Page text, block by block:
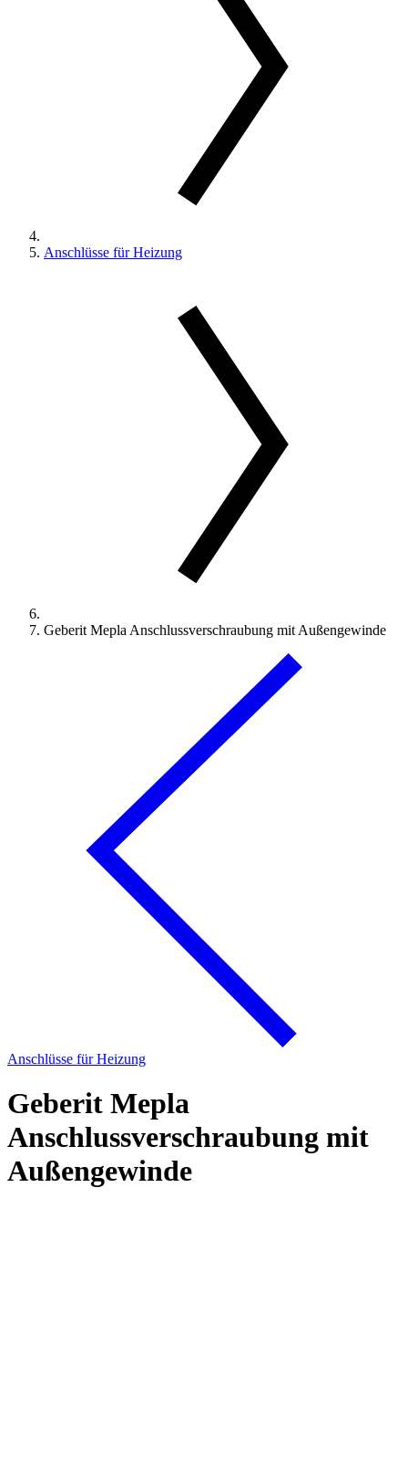
Anschlüsse für Heizung
Geberit Mepla Anschlussverschraubung mit Außengewinde
Anschlüsse für Heizung
Geberit Mepla
Anschlussverschraubung mit
Außengewinde